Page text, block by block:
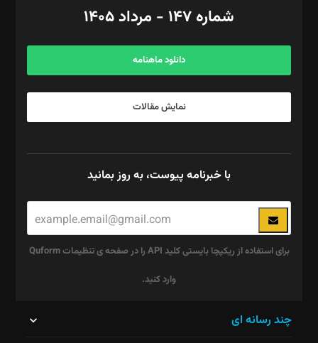
آگهی و مشترکین: ۰۹۱۹۹۹۹۰۴۵۴
شماره ۱۴۷ - مرداد ۱۴۰۵
دانلود ماهنامه
نمایش مقالات
با خبرنامه پیوست، به روز بمانید
برای استفاده از ریکپچا بایستی کلید API را در صفحه ی تنظیمات Quform
وارد کنید.
چند رسانه ای